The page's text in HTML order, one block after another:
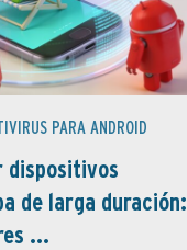
PARA ANDROID
dispositivos
de larga duración:
...